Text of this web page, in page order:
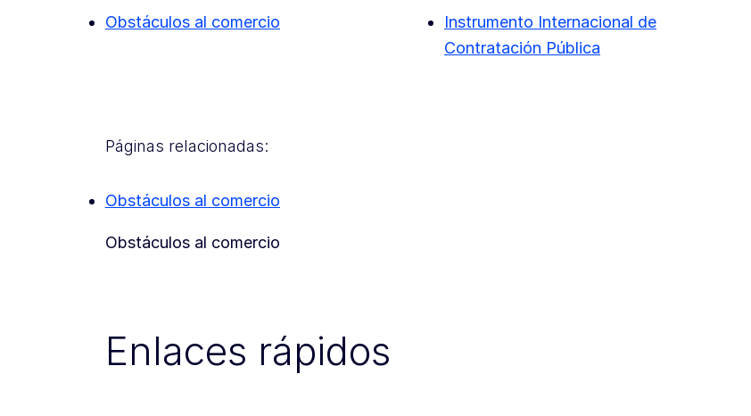
Obstáculos al comercio
Instrumento Internacional de
Contratación Pública
Páginas relacionadas:
Obstáculos al comercio
Obstáculos al comercio
Enlaces rápidos